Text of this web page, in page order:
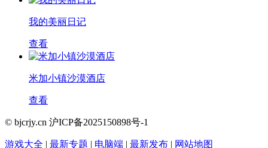
我的美丽日记
查看
米加小镇沙漠酒店
查看
© bjcrjy.cn 沪ICP备2025150898号-1
游戏大全 | 最新专题 | 电脑端 | 最新发布 | 网站地图